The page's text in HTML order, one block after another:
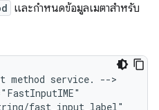
และกำหนดข้อมูลเมตาสำหรับ
method service.
-->